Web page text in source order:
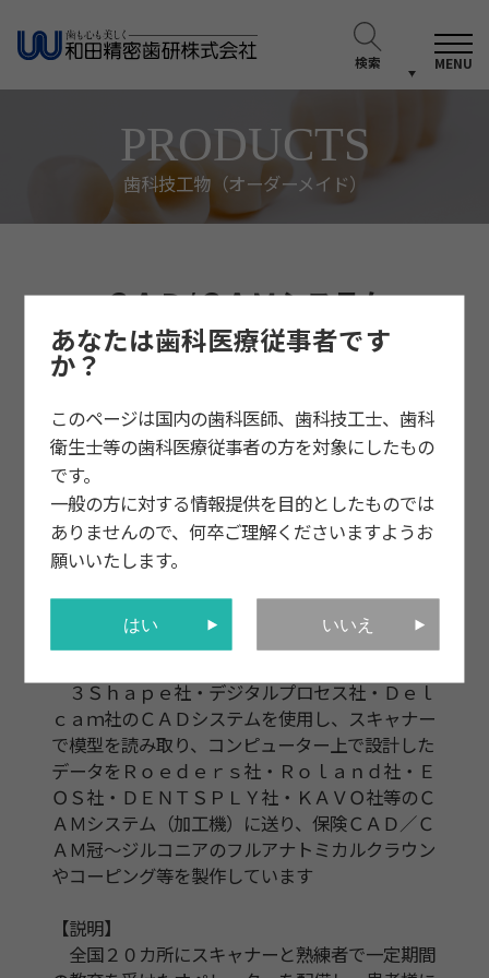
検索 MENU
あなたは歯科医療従事者です
か？
このページは国内の歯科医師、歯科技工士、歯科
衛生士等の歯科医療従事者の方を対象にしたもの
です。
一般の方に対する情報提供を目的としたものでは
ありませんので、何卒ご理解くださいますようお
願いいたします。
はい いいえ
PRODUCTS
歯科技工物（オーダーメイド）
ＣＡＤ/ＣＡＭシステム
３Ｓｈａｐｅ社・デジタルプロセス社・Ｄｅｌ
ｃａｍ社のＣＡＤシステムを使用し、スキャナー
で模型を読み取り、コンピューター上で設計した
データをＲｏｅｄｅｒｓ社・Ｒｏｌａｎｄ社・Ｅ
ＯＳ社・ＤＥＮＴＳＰＬＹ社・ＫＡＶＯ社等のＣ
ＡＭシステム（加工機）に送り、保険ＣＡＤ／Ｃ
ＡＭ冠～ジルコニアのフルアナトミカルクラウン
やコーピング等を製作しています
【説明】
全国２０カ所にスキャナーと熟練者で一定期間